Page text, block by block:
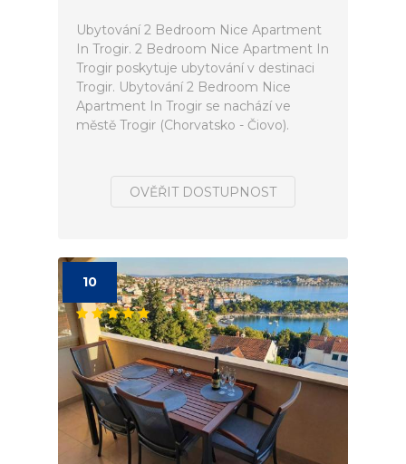
Ubytování 2 Bedroom Nice Apartment
In Trogir. 2 Bedroom Nice Apartment In
Trogir poskytuje ubytování v destinaci
Trogir. Ubytování 2 Bedroom Nice
Apartment In Trogir se nachází ve
městě Trogir (Chorvatsko - Čiovo).
OVĚŘIT DOSTUPNOST
10